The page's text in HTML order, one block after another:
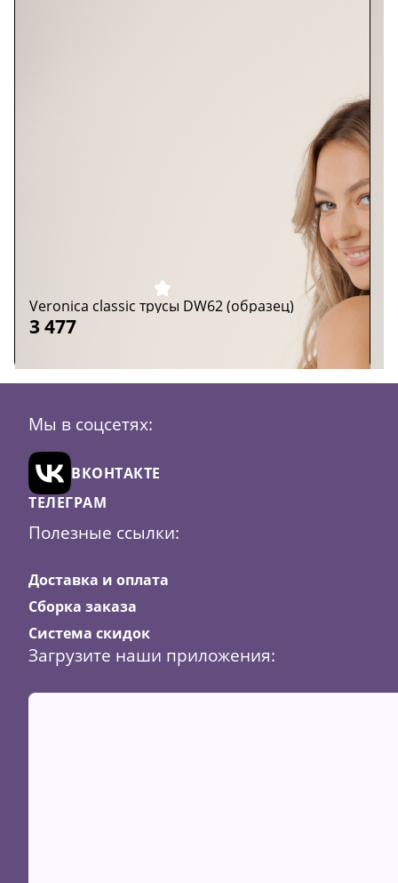
Veronica classic трусы DW62 (образец)
3 477
Цвет: тауп
Мы в соцсетях:
ВКОНТАКТЕ
ТЕЛЕГРАМ
Полезные ссылки:
Доставка и оплата
Сборка заказа
Система скидок
Загрузите наши приложения: